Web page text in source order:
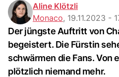
Aline Klötzli
Monaco, 19.11.2023 -
Der jüngste Auftritt von
begeistert. Die Fürstin
schwärmen die Fans. Von
plötzlich niemand mehr.